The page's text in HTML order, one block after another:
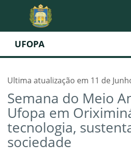
UFOPA
Ultima atualização em 11 de
Semana do Meio
Ufopa em
tecnologia,
sociedade